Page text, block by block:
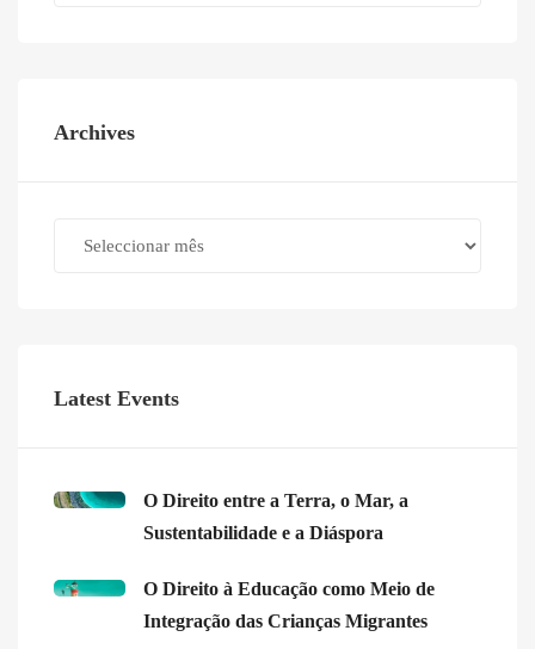
Archives
Latest Events
O Direito entre a Terra, o Mar, a
Sustentabilidade e a Diáspora
O Direito à Educação como Meio de
Integração das Crianças Migrantes